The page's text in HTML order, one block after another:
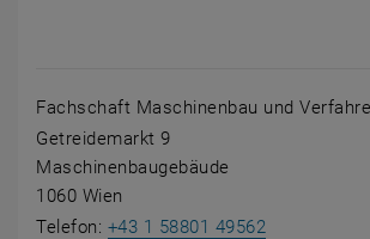
Fachschaft Maschinenbau und
Getreidemarkt 9
Maschinenbaugebäude
1060 Wien
Telefon: +43 1 58801 49562